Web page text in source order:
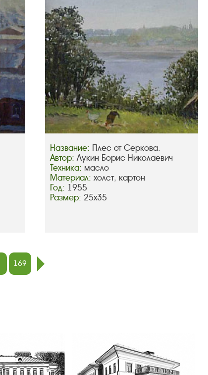
Название: Плес от Серкова.
Автор: Лукин Борис Николаевич
Техника: масло
Материал: холст, картон
Год: 1955
Размер: 25х35
169